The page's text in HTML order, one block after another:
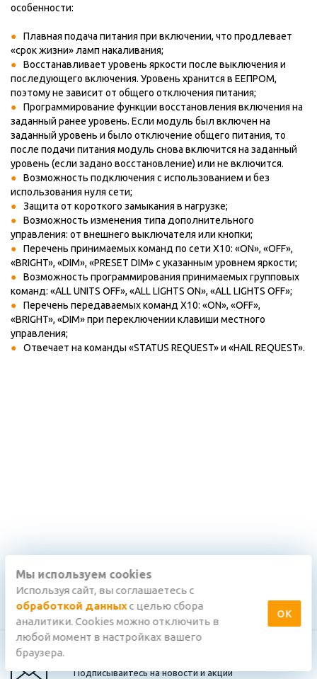
особенности:
Плавная подача питания при включении, что продлевает
«срок жизни» ламп накаливания;
Восстанавливает уровень яркости после выключения и
последующего включения. Уровень хранится в ЕЕПРОМ,
поэтому не зависит от общего отключения питания;
Программирование функции восстановления включения на
заданный ранее уровень. Если модуль был включен на
заданный уровень и было отключение общего питания, то
после подачи питания модуль снова включится на заданный
уровень (если задано восстановление) или не включится.
Возможность подключения с использованием и без
использования нуля сети;
Защита от короткого замыкания в нагрузке;
Возможность изменения типа дополнительного
управления: от внешнего выключателя или кнопки;
Перечень принимаемых команд по сети X10: «ON», «OFF»,
«BRIGHT», «DIM», «PRESET DIM» с указанным уровнем яркости;
Возможность программирования принимаемых групповых
команд: «ALL UNITS OFF», «ALL LIGHTS ON», «ALL LIGHTS OFF»;
Перечень передаваемых команд Х10: «ON», «OFF»,
«BRIGHT», «DIM» при переключении клавиши местного
управления;
Отвечает на команды «STATUS REQUEST» и «HAIL REQUEST».
Подписывайтесь на новости и акции
Мы используем cookies
Используя сайт, вы соглашаетесь с
обработкой данныхс целью сбора
аналитики. Cookies можно отключить в
любой момент в настройках вашего
браузера.
ОК